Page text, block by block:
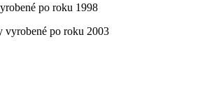
po roku 1998
vyrobené po roku 2003